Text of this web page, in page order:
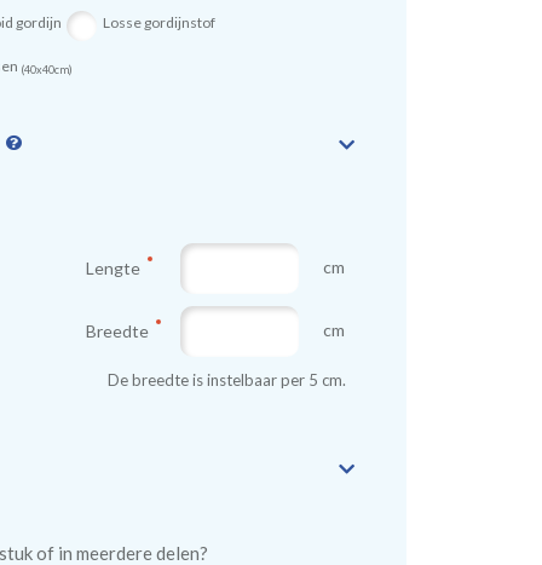
gordijn Losse gordijnstof
(40x40cm)
Lengte cm
Breedte cm
De breedte is instelbaar per 5 cm.
of in meerdere delen?